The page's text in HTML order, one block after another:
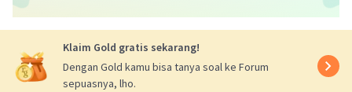
Klaim Gold gratis sekarang!
Dengan Gold kamu bisa tanya soal ke Forum
sepuasnya, lho.